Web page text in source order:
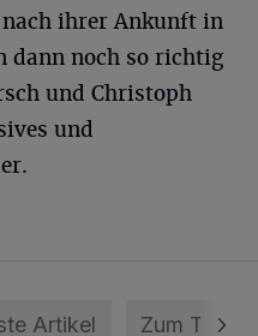
ihrer Ankunft in
dann noch so richtig
und Christoph
und
Artikel Zum Thema